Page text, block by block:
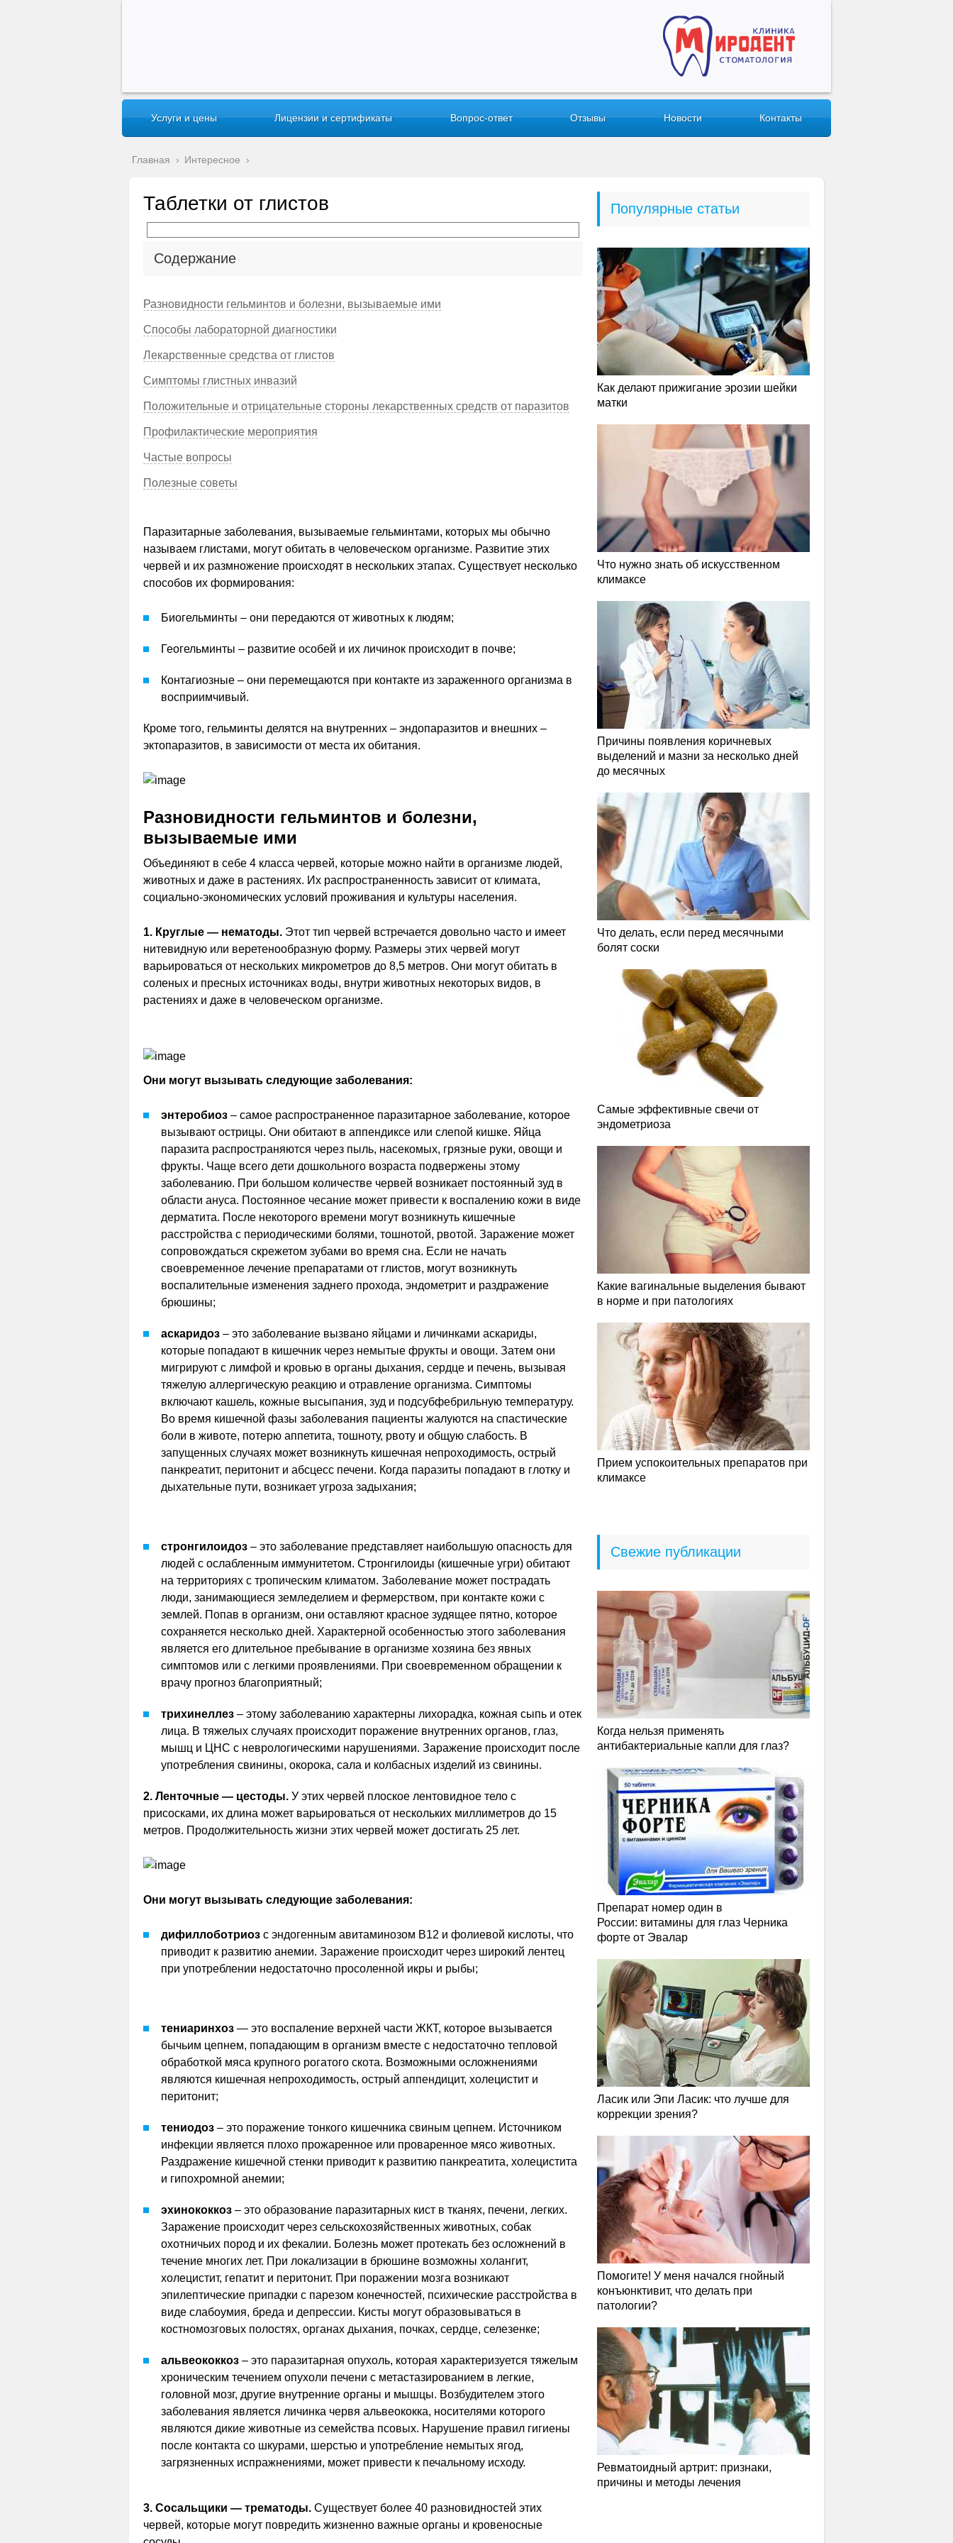
Услуги и цены Лицензии и сертификаты Вопрос-ответ Отзывы Новости Контакты
Главная › Интересное ›
Таблетки от глистов
Содержание
Разновидности гельминтов и болезни, вызываемые ими
Способы лабораторной диагностики
Лекарственные средства от глистов
Симптомы глистных инвазий
Положительные и отрицательные стороны лекарственных средств от паразитов
Профилактические мероприятия
Частые вопросы
Полезные советы
Паразитарные заболевания, вызываемые гельминтами, которых мы обычно
называем глистами, могут обитать в человеческом организме. Развитие этих
червей и их размножение происходят в нескольких этапах. Существует несколько
способов их формирования:
Биогельминты – они передаются от животных к людям;
Геогельминты – развитие особей и их личинок происходит в почве;
Контагиозные – они перемещаются при контакте из зараженного организма в
восприимчивый.
Кроме того, гельминты делятся на внутренних – эндопаразитов и внешних –
эктопаразитов, в зависимости от места их обитания.
Разновидности гельминтов и болезни,
вызываемые ими
Объединяют в себе 4 класса червей, которые можно найти в организме людей,
животных и даже в растениях. Их распространенность зависит от климата,
социально-экономических условий проживания и культуры населения.
1. Круглые — нематоды. Этот тип червей встречается довольно часто и имеет
нитевидную или веретенообразную форму. Размеры этих червей могут
варьироваться от нескольких микрометров до 8,5 метров. Они могут обитать в
соленых и пресных источниках воды, внутри животных некоторых видов, в
растениях и даже в человеческом организме.
Они могут вызывать следующие заболевания:
энтеробиоз – самое распространенное паразитарное заболевание, которое
вызывают острицы. Они обитают в аппендиксе или слепой кишке. Яйца
паразита распространяются через пыль, насекомых, грязные руки, овощи и
фрукты. Чаще всего дети дошкольного возраста подвержены этому
заболеванию. При большом количестве червей возникает постоянный зуд в
области ануса. Постоянное чесание может привести к воспалению кожи в виде
дерматита. После некоторого времени могут возникнуть кишечные
расстройства с периодическими болями, тошнотой, рвотой. Заражение может
сопровождаться скрежетом зубами во время сна. Если не начать
своевременное лечение препаратами от глистов, могут возникнуть
воспалительные изменения заднего прохода, эндометрит и раздражение
брюшины;
аскаридоз – это заболевание вызвано яйцами и личинками аскариды,
которые попадают в кишечник через немытые фрукты и овощи. Затем они
мигрируют с лимфой и кровью в органы дыхания, сердце и печень, вызывая
тяжелую аллергическую реакцию и отравление организма. Симптомы
включают кашель, кожные высыпания, зуд и подсубфебрильную температуру.
Во время кишечной фазы заболевания пациенты жалуются на спастические
боли в животе, потерю аппетита, тошноту, рвоту и общую слабость. В
запущенных случаях может возникнуть кишечная непроходимость, острый
панкреатит, перитонит и абсцесс печени. Когда паразиты попадают в глотку и
дыхательные пути, возникает угроза задыхания;
стронгилоидоз – это заболевание представляет наибольшую опасность для
людей с ослабленным иммунитетом. Стронгилоиды (кишечные угри) обитают
на территориях с тропическим климатом. Заболевание может пострадать
люди, занимающиеся земледелием и фермерством, при контакте кожи с
землей. Попав в организм, они оставляют красное зудящее пятно, которое
сохраняется несколько дней. Характерной особенностью этого заболевания
является его длительное пребывание в организме хозяина без явных
симптомов или с легкими проявлениями. При своевременном обращении к
врачу прогноз благоприятный;
трихинеллез – этому заболеванию характерны лихорадка, кожная сыпь и отек
лица. В тяжелых случаях происходит поражение внутренних органов, глаз,
мышц и ЦНС с неврологическими нарушениями. Заражение происходит после
употребления свинины, окорока, сала и колбасных изделий из свинины.
2. Ленточные — цестоды. У этих червей плоское лентовидное тело с
присосками, их длина может варьироваться от нескольких миллиметров до 15
метров. Продолжительность жизни этих червей может достигать 25 лет.
Они могут вызывать следующие заболевания:
дифиллоботриоз с эндогенным авитаминозом B12 и фолиевой кислоты, что
приводит к развитию анемии. Заражение происходит через широкий лентец
при употреблении недостаточно просоленной икры и рыбы;
тениаринхоз — это воспаление верхней части ЖКТ, которое вызывается
бычьим цепнем, попадающим в организм вместе с недостаточно тепловой
обработкой мяса крупного рогатого скота. Возможными осложнениями
являются кишечная непроходимость, острый аппендицит, холецистит и
перитонит;
тениодоз – это поражение тонкого кишечника свиным цепнем. Источником
инфекции является плохо прожаренное или проваренное мясо животных.
Раздражение кишечной стенки приводит к развитию панкреатита, холецистита
и гипохромной анемии;
эхинококкоз – это образование паразитарных кист в тканях, печени, легких.
Заражение происходит через сельскохозяйственных животных, собак
охотничьих пород и их фекалии. Болезнь может протекать без осложнений в
течение многих лет. При локализации в брюшине возможны холангит,
холецистит, гепатит и перитонит. При поражении мозга возникают
эпилептические припадки с парезом конечностей, психические расстройства в
виде слабоумия, бреда и депрессии. Кисты могут образовываться в
костномозговых полостях, органах дыхания, почках, сердце, селезенке;
альвеококкоз – это паразитарная опухоль, которая характеризуется тяжелым
хроническим течением опухоли печени с метастазированием в легкие,
головной мозг, другие внутренние органы и мышцы. Возбудителем этого
заболевания является личинка червя альвеококка, носителями которого
являются дикие животные из семейства псовых. Нарушение правил гигиены
после контакта со шкурами, шерстью и употребление немытых ягод,
загрязненных испражнениями, может привести к печальному исходу.
3. Сосальщики — трематоды. Существует более 40 разновидностей этих
червей, которые могут повредить жизненно важные органы и кровеносные
Популярные статьи
Как делают прижигание эрозии шейки
матки
Что нужно знать об искусственном
климаксе
Причины появления коричневых
выделений и мазни за несколько дней
до месячных
Что делать, если перед месячными
болят соски
Самые эффективные свечи от
эндометриоза
Какие вагинальные выделения бывают
в норме и при патологиях
Прием успокоительных препаратов при
климаксе
Свежие публикации
Когда нельзя применять
антибактериальные капли для глаз?
Препарат номер один в
России: витамины для глаз Черника
форте от Эвалар
Ласик или Эпи Ласик: что лучше для
коррекции зрения?
Помогите! У меня начался гнойный
конъюнктивит, что делать при
патологии?
Ревматоидный артрит: признаки,
причины и методы лечения